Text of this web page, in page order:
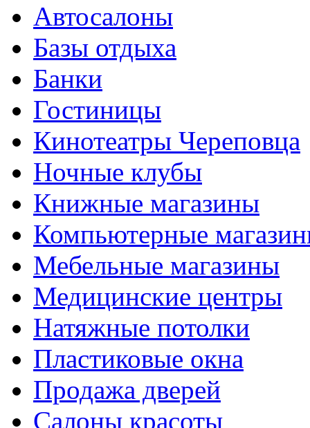
Автосалоны
Базы отдыха
Банки
Гостиницы
Кинотеатры Череповца
Ночные клубы
Книжные магазины
Компьютерные
Мебельные магазины
Медицинские центры
Натяжные потолки
Пластиковые окна
Продажа дверей
Салоны красоты